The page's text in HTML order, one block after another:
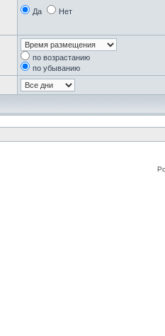
Да Нет
по возрастанию
по убыванию